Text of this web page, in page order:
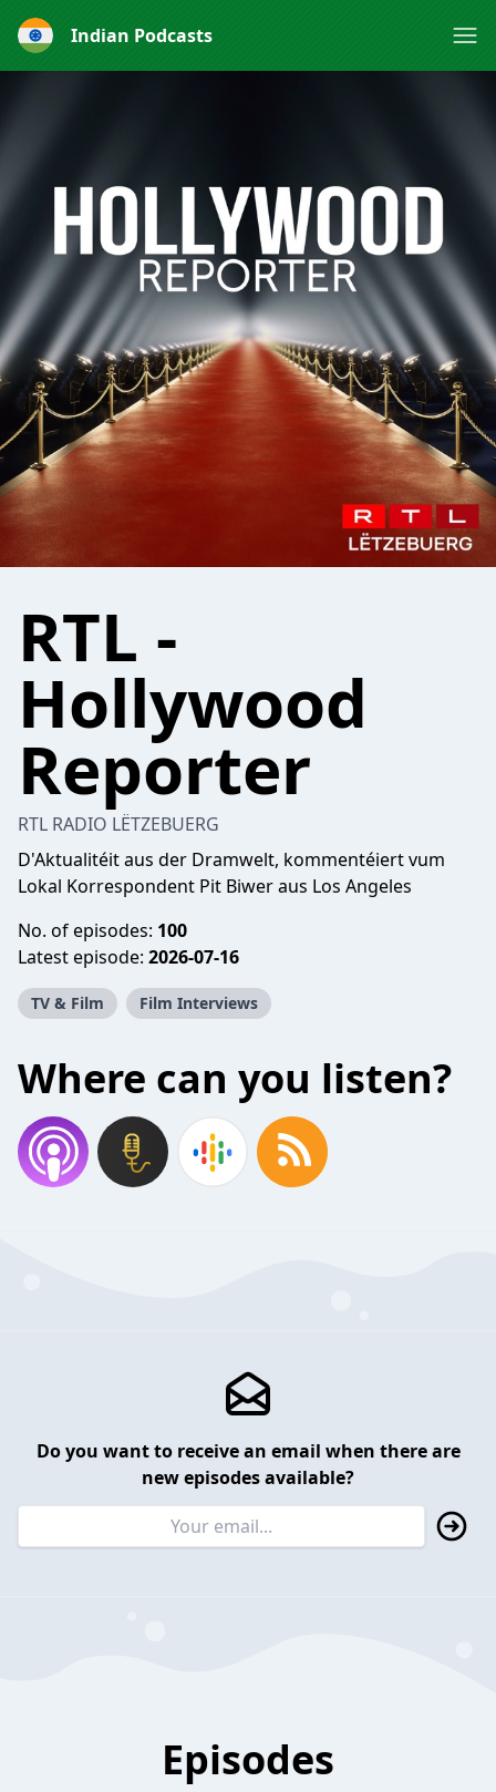
Indian Podcasts
RTL -
Hollywood
Reporter
RTL RADIO LËTZEBUERG
D'Aktualitéit aus der Dramwelt, kommentéiert vum
Lokal Korrespondent Pit Biwer aus Los Angeles
No. of episodes: 100
Latest episode: 2026-07-16
TV & Film Film Interviews
Where can you listen?
Do you want to receive an email when there are
new episodes available?
Episodes